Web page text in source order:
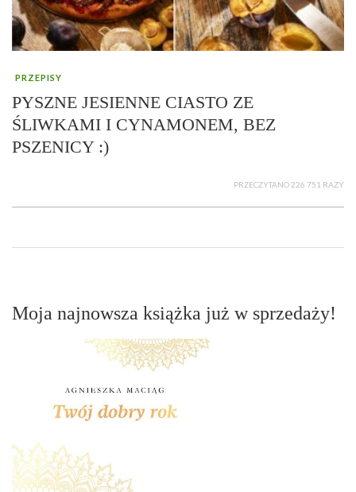
PRZEPISY
PYSZNE JESIENNE CIASTO ZE
ŚLIWKAMI I CYNAMONEM, BEZ
PSZENICY :)
PRZECZYTANO 226 751 RAZY
Moja najnowsza książka już w sprzedaży!